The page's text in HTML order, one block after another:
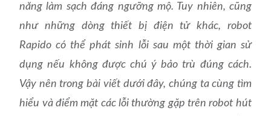
năng làm sạch đáng ngưỡng mộ. Tuy nhiên, cũng
như những dòng thiết bị điện tử khác, robot
Rapido có thể phát sinh lỗi sau một thời gian sử
dụng nếu không được chú ý bảo trù đúng cách.
Vậy nên trong bài viết dưới đây, chúng ta cùng tìm
hiểu và điểm mặt các lỗi thường gặp trên robot hút